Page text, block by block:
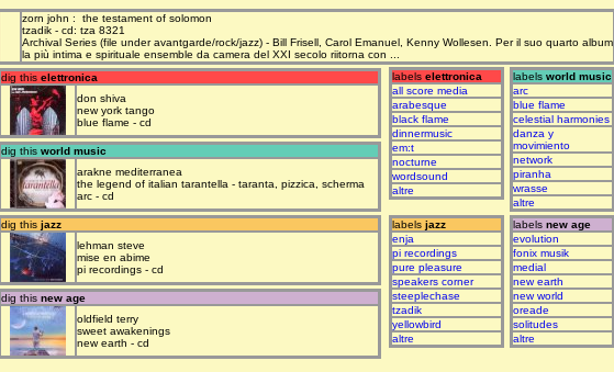
zorn john : the testament of solomon
tzadik - cd: tza 8321
Archival Series (file under avantgarde/rock/jazz) - Bill Frisell, Carol Emanuel, Kenny Wollesen. Per il suo quarto album
la più intima e spirituale ensemble da camera del XXI secolo riitorna con ...
dig this elettronica
don shiva
new york tango
blue flame - cd
dig this world music
arakne mediterranea
the legend of italian tarantella - taranta, pizzica, scherma
arc - cd
dig this jazz
lehman steve
mise en abime
pi recordings - cd
dig this new age
oldfield terry
sweet awakenings
new earth - cd
labels elettronica
all score media
arabesque
black flame
dinnermusic
em:t
nocturne
wordsound
altre
labels world music
arc
blue flame
celestial harmonies
danza y
movimiento
network
piranha
wrasse
altre
labels jazz
enja
pi recordings
pure pleasure
speakers corner
steeplechase
tzadik
yellowbird
altre
labels new age
evolution
fonix musik
medial
new earth
new world
oreade
solitudes
altre